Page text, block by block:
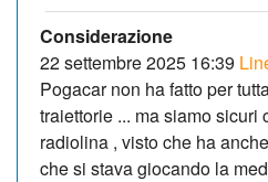
Considerazione
22 settembre 2025 16:39
Pogacar non ha fatto per
traiettorie ... ma siamo sicuri
radiolina , visto che ha
che si stava giocando la